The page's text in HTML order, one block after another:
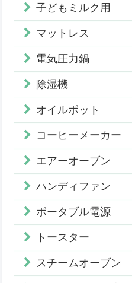
子どもミルク用
マットレス
電気圧力鍋
除湿機
オイルポット
コーヒーメーカー
エアーオーブン
ハンディファン
ポータブル電源
トースター
スチームオーブン